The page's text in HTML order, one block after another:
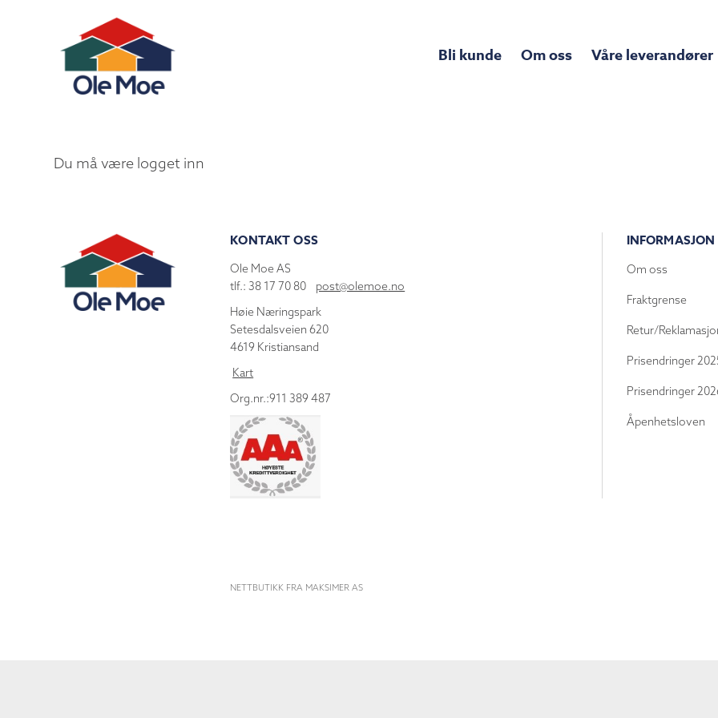
Bli kunde Om oss Våre leverandører
Du må være logget inn
KONTAKT OSS
Ole Moe AS
tlf.: 38 17 70 80 post@olemoe.no
Høie Næringspark
Setesdalsveien 620
4619 Kristiansand
Kart
Org.nr.:911 389 487
INFORMASJON
Om oss
Fraktgrense
Retur/
Prisendringer
Prisendringer
Åpenhetsloven
NETTBUTIKK FRA MAKSIMER AS